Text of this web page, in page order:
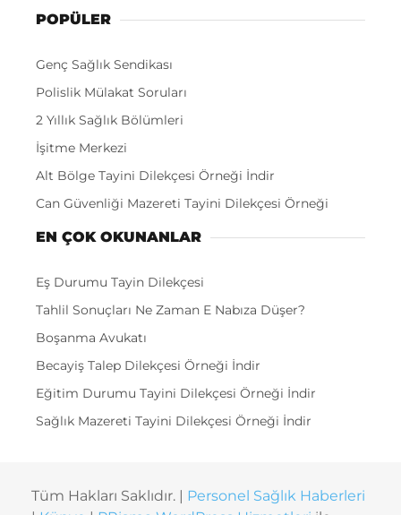
POPÜLER
Genç Sağlık Sendikası
Polislik Mülakat Soruları
2 Yıllık Sağlık Bölümleri
İşitme Merkezi
Alt Bölge Tayini Dilekçesi Örneği İndir
Can Güvenliği Mazereti Tayini Dilekçesi Örneği
EN ÇOK OKUNANLAR
Eş Durumu Tayin Dilekçesi
Tahlil Sonuçları Ne Zaman E Nabıza Düşer?
Boşanma Avukatı
Becayiş Talep Dilekçesi Örneği İndir
Eğitim Durumu Tayini Dilekçesi Örneği İndir
Sağlık Mazereti Tayini Dilekçesi Örneği İndir
Tüm Hakları Saklıdır. | Personel Sağlık Haberleri